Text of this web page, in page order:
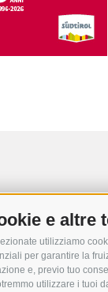
e altre
utilizziamo
per garantire la
e, previo tuo
utilizzare i tuoi